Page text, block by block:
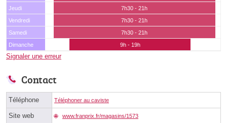
Jeudi
7h30 - 21h
Vendredi
7h30 - 21h
Samedi
7h30 - 21h
Dimanche
9h - 19h
Signaler une erreur
Contact
Téléphone Téléphoner au caviste
Site web www.franprix.fr/magasins/1573